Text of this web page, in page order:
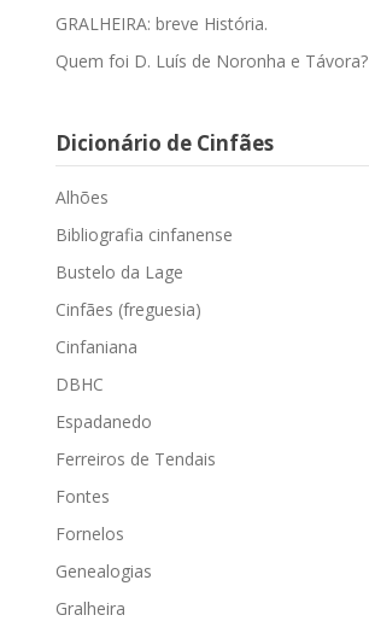
GRALHEIRA: breve História.
Quem foi D. Luís de Noronha e Távora?
Dicionário de Cinfães
Alhões
Bibliografia cinfanense
Bustelo da Lage
Cinfães (freguesia)
Cinfaniana
DBHC
Espadanedo
Ferreiros de Tendais
Fontes
Fornelos
Genealogias
Gralheira